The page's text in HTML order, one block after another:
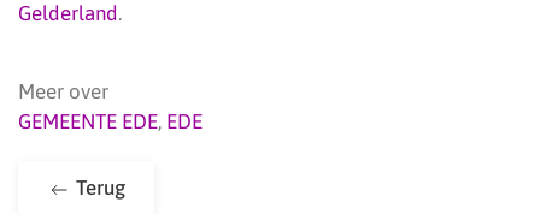
Gelderland.
Meer over
GEMEENTE EDE, EDE
Terug